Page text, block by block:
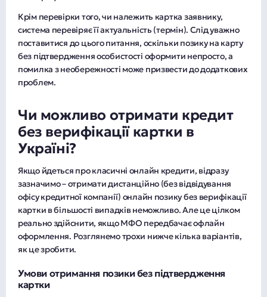
Крім перевірки того, чи належить картка заявнику,
система перевіряє її актуальність (термін). Слід уважно
поставитися до цього питання, оскільки позику на карту
без підтвердження особистості оформити непросто, а
помилка з необережності може призвести до додаткових
проблем.
Чи можливо отримати кредит
без верифікації картки в
Україні?
Якщо йдеться про класичні онлайн кредити, відразу
зазначимо – отримати дистанційно (без відвідування
офісу кредитної компанії) онлайн позику без верифікації
картки в більшості випадків неможливо. Але це цілком
реально здійснити, якщо МФО передбачає офлайн
оформлення. Розглянемо трохи нижче кілька варіантів,
як це зробити.
Умови отримання позики без підтвердження
картки